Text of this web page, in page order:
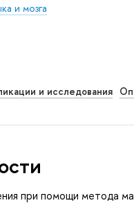
и мозга
и исследования
при помощи метода